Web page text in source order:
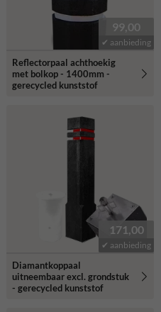
99,00
✔ aanbieding
Reflectorpaal achthoekig
met bolkop - 1400mm -
gerecycled kunststof
171,00
✔ aanbieding
Diamantkoppaal
uitneembaar excl. grondstuk
- gerecycled kunststof